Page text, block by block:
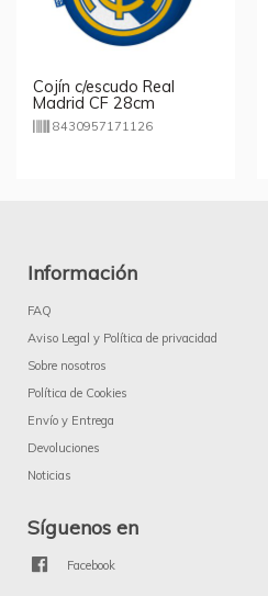
Cojín c/escudo Real
Madrid CF 28cm
8430957171126
Información
FAQ
Aviso Legal y Política de privacidad
Sobre nosotros
Política de Cookies
Envío y Entrega
Devoluciones
Noticias
Síguenos en
Facebook